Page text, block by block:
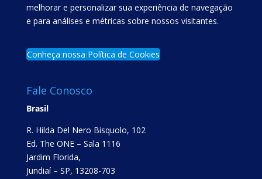
melhorar e personalizar sua experiência de navegação
e para análises e métricas sobre nossos visitantes.
Conheça nossa Política de Cookies
Fale Conosco
Brasil
R. Hilda Del Nero Bisquolo, 102
Ed. The ONE – Sala 1116
Jardim Florida,
Jundiaí – SP, 13208-703